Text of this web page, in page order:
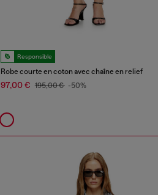
Responsible
Robe courte en coton avec chaîne en relief
97,00 € 195,00 € -50%